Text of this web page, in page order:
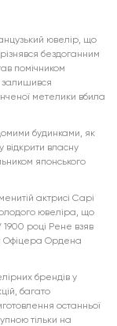
ювелір, що
бездоганним
помічником
залишився
метелики вбила
будинками, як
власну
японського
актрисі Сарі
ювеліра, що
році Рене взяв
Офіцера Ордена
брендів у
багато
останньої
тільки на